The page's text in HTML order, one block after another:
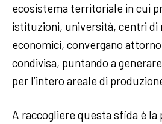
ecosistema territoriale in cui
istituzioni, università, centri di
economici, convergano
condivisa, puntando a
per l’intero areale di
A raccogliere questa sfida è